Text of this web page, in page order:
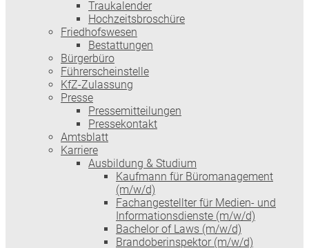
Traukalender
Hochzeitsbroschüre
Friedhofswesen
Bestattungen
Bürgerbüro
Führerscheinstelle
KfZ-Zulassung
Presse
Pressemitteilungen
Pressekontakt
Amtsblatt
Karriere
Ausbildung & Studium
Kaufmann für Büromanagement
(m/w/d)
Fachangestellter für Medien- und
Informationsdienste (m/w/d)
Bachelor of Laws (m/w/d)
Brandoberinspektor (m/w/d)